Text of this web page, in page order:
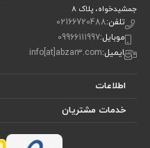
جمشیدخواه، پلاک ۸
تلفن:02166720488
موبایل:09966111997
ایمیل:info[at]abzar3.com
اطلاعات
خدمات مشتریان